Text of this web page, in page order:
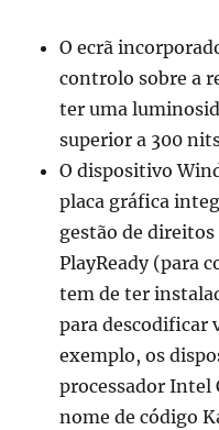
O ecrã
controlo sobre a
ter uma
superior a 300
O dispositivo
placa gráfica
gestão de
PlayReady (para
tem de ter
para descodificar
exemplo, os
processador Intel
nome de código